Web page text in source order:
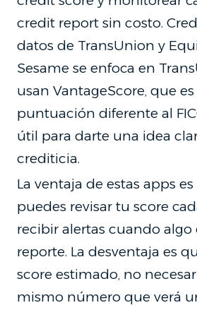
credit report sin costo.
datos de TransUnion y
Sesame se enfoca en
usan VantageScore, que
puntuación diferente al
útil para darte una idea
crediticia.
La ventaja de estas apps
puedes revisar tu score
recibir alertas cuando
reporte. La desventaja es
score estimado, no
mismo número que verá